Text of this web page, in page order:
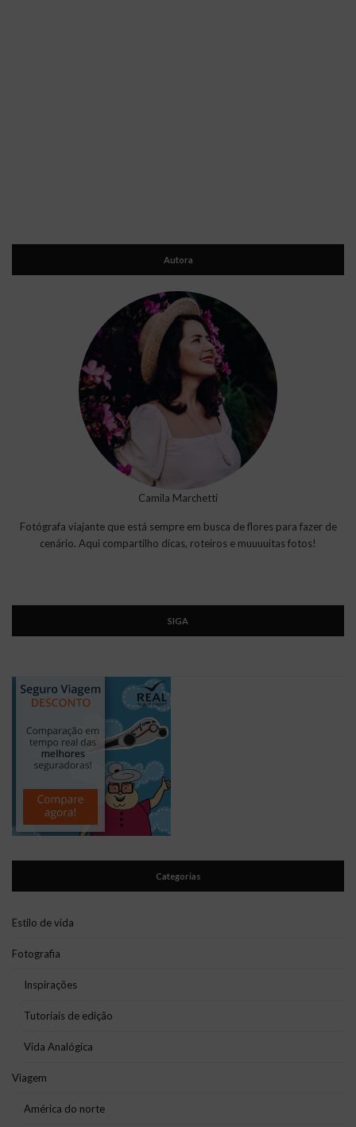
Autora
Camila Marchetti
Fotógrafa viajante que está sempre em busca de flores para fazer de
cenário. Aqui compartilho dicas, roteiros e muuuuitas fotos!
SIGA
Categorias
Estilo de vida
Fotografia
Inspirações
Tutoriais de edição
Vida Analógica
Viagem
América do norte